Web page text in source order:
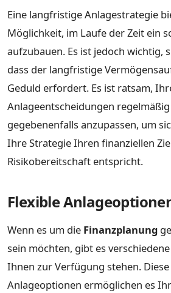
Eine langfristige Anlagestrategie
Möglichkeit, im Laufe der Zeit ein
aufzubauen. Es ist jedoch wichtig,
dass der langfristige
Geduld erfordert. Es ist ratsam,
Anlageentscheidungen
gegebenenfalls anzupassen, um
Ihre Strategie Ihren finanziellen
Risikobereitschaft entspricht.
Flexible
Wenn es um die Finanzplanung
sein möchten, gibt es
Ihnen zur Verfügung stehen.
Anlageoptionen ermöglichen es